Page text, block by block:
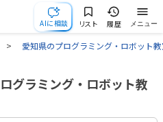
AIに相談 リスト 履歴 メニュー
愛知県のプログラミング・ロボット
グラミング・ロボット教